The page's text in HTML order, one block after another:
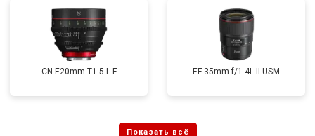
CN-E20mm T1.5 L F EF 35mm f/1.4L II USM